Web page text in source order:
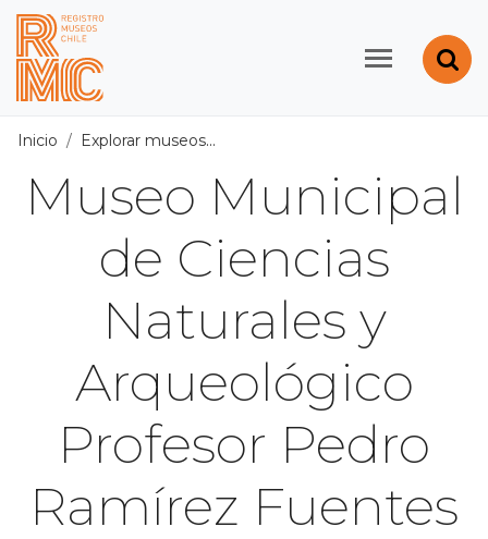
Contenido principal
Registro de Museos
Inicio Explorar museos
Museo Municipal
de Ciencias
Naturales y
Arqueológico
Profesor Pedro
Ramírez Fuentes